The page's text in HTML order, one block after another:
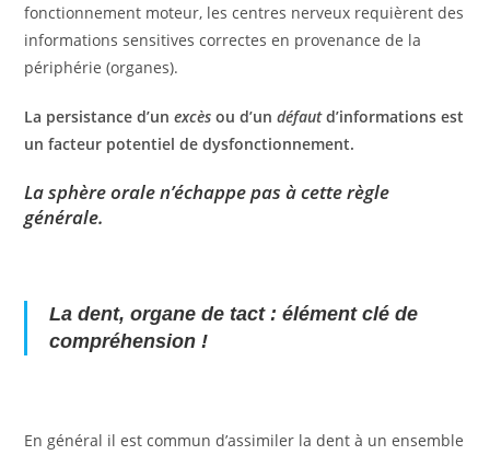
fonctionnement moteur, les centres nerveux requièrent des
informations sensitives correctes en provenance de la
périphérie (organes).
La persistance d’unexcès ou d’undéfautd’informations est
un facteur potentiel de dysfonctionnement.
La sphère orale n’échappe pas à cette règle
générale.
La dent, organe de tact : élément clé de
compréhension !
En général il est commun d’assimiler la dent à un ensemble